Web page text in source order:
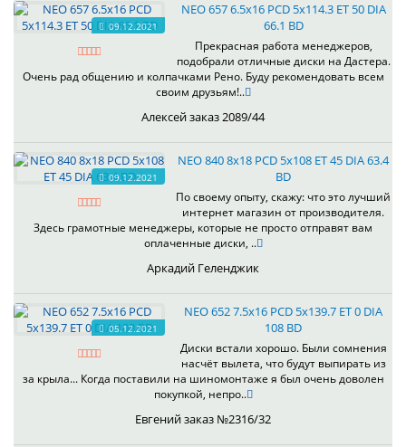
09.12.2021
NEO 657 6.5x16 PCD 5x114.3 ET 50 DIA
66.1 BD
Прекрасная работа менеджеров,
подобрали отличные диски на Дастера.
Очень рад общению и колпачками Рено. Буду рекомендовать всем
своим друзьям!..
Алексей заказ 2089/44
09.12.2021
NEO 840 8x18 PCD 5x108 ET 45 DIA 63.4
BD
По своему опыту, скажу: что это лучший
интернет магазин от производителя.
Здесь грамотные менеджеры, которые не просто отправят вам
оплаченные диски, ..
Аркадий Геленджик
05.12.2021
NEO 652 7.5x16 PCD 5x139.7 ET 0 DIA
108 BD
Диски встали хорошо. Были сомнения
насчёт вылета, что будут выпирать из
за крыла... Когда поставили на шиномонтаже я был очень доволен
покупкой, непро..
Евгений заказ №2316/32